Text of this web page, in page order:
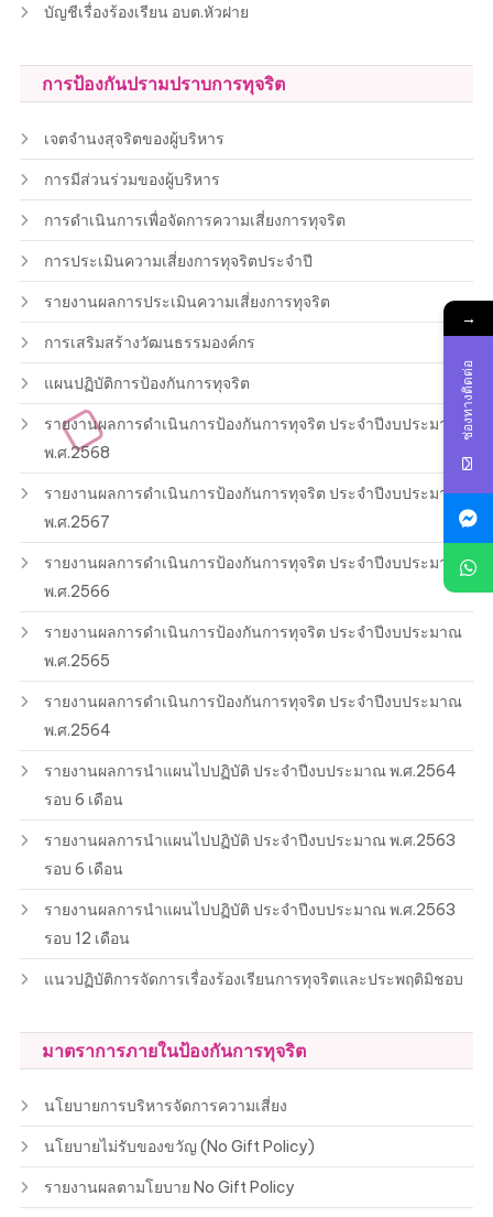
บัญชีเรื่องร้องเรียน อบต.หัวฝาย
การป้องกันปรามปราบการทุจริต
เจตจำนงสุจริตของผู้บริหาร
การมีส่วนร่วมของผู้บริหาร
การดำเนินการเพื่อจัดการความเสี่ยงการทุจริต
การประเมินความเสี่ยงการทุจริตประจำปี
รายงานผลการประเมินความเสี่ยงการทุจริต
การเสริมสร้างวัฒนธรรมองค์กร
แผนปฏิบัติการป้องกันการทุจริต
รายงานผลการดำเนินการป้องกันการทุจริต ประจำปีงบประมาณ
พ.ศ.2568
รายงานผลการดำเนินการป้องกันการทุจริต ประจำปีงบประมาณ
พ.ศ.2567
รายงานผลการดำเนินการป้องกันการทุจริต ประจำปีงบประมาณ
พ.ศ.2566
รายงานผลการดำเนินการป้องกันการทุจริต ประจำปีงบประมาณ
พ.ศ.2565
รายงานผลการดำเนินการป้องกันการทุจริต ประจำปีงบประมาณ
พ.ศ.2564
รายงานผลการนำแผนไปปฏิบัติ ประจำปีงบประมาณ พ.ศ.2564
รอบ 6 เดือน
รายงานผลการนำแผนไปปฏิบัติ ประจำปีงบประมาณ พ.ศ.2563
รอบ 6 เดือน
รายงานผลการนำแผนไปปฏิบัติ ประจำปีงบประมาณ พ.ศ.2563
รอบ 12 เดือน
แนวปฏิบัติการจัดการเรื่องร้องเรียนการทุจริตและประพฤติมิชอบ
มาตราการภายในป้องกันการทุจริต
นโยบายการบริหารจัดการความเสี่ยง
นโยบายไม่รับของขวัญ (No Gift Policy)
รายงานผลตามโยบาย No Gift Policy
→
ช่องทางติดต่อ